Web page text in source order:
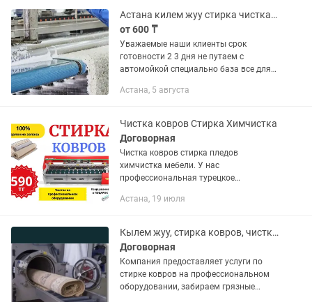
Астана килем жуу стирка чистка мойка ковров ковер астана
от 600 ₸
Уважаемые наши клиенты срок
готовности 2 3 дня не путаем с
автомойкой специально база все для
стирке и чистке ковров. Стирка
Астана, 5 августа
Чистка ковров Стирка Химчистка
Договорная
Чистка ковров стирка пледов
химчистка мебели. У нас
профессиональная турецкое
САМОВЫВОЗ СКИДКА 20% Удаляем
БЕСПЛАТНО Минимальный...
Астана, 19 июля
Кылем жуу, стирка ковров, чистка ковров, химчистка ковров
Договорная
Компания предоставляет услуги по
стирке ковров на профессиональном
оборудовании, забираем грязные